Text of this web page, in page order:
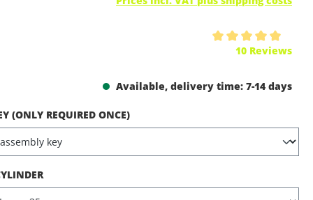
10 Reviews
Available, delivery time: 7-14 days
(ONLY REQUIRED ONCE)